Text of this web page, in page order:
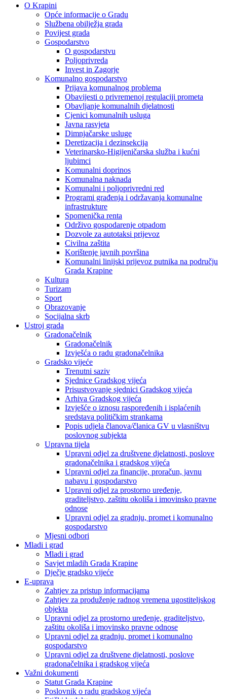
O Krapini
Opće informacije o Gradu
Službena obilježja grada
Povijest grada
Gospodarstvo
O gospodarstvu
Poljoprivreda
Invest in Zagorje
Komunalno gospodarstvo
Prijava komunalnog problema
Obavijesti o privremenoj regulaciji prometa
Obavljanje komunalnih djelatnosti
Cjenici komunalnih usluga
Javna rasvjeta
Dimnjačarske usluge
Deretizacija i dezinsekcija
Veterinarsko-Higijeničarska služba i kućni
ljubimci
Komunalni doprinos
Komunalna naknada
Komunalni i poljoprivredni red
Programi građenja i održavanja komunalne
infrastrukture
Spomenička renta
Održivo gospodarenje otpadom
Dozvole za autotaksi prijevoz
Civilna zaštita
Korištenje javnih površina
Komunalni linijski prijevoz putnika na području
Grada Krapine
Kultura
Turizam
Sport
Obrazovanje
Socijalna skrb
Ustroj grada
Gradonačelnik
Gradonačelnik
Izvješća o radu gradonačelnika
Gradsko vijeće
Trenutni saziv
Sjednice Gradskog vijeća
Prisustvovanje sjednici Gradskog vijeća
Arhiva Gradskog vijeća
Izvješće o iznosu raspoređenih i isplaćenih
sredstava političkim strankama
Popis udjela članova/članica GV u vlasništvu
poslovnog subjekta
Upravna tijela
Upravni odjel za društvene djelatnosti, poslove
gradonačelnika i gradskog vijeća
Upravni odjel za financije, proračun, javnu
nabavu i gospodarstvo
Upravni odjel za prostorno uređenje,
graditeljstvo, zaštitu okoliša i imovinsko pravne
odnose
Upravni odjel za gradnju, promet i komunalno
gospodarstvo
Mjesni odbori
Mladi i grad
Mladi i grad
Savjet mladih Grada Krapine
Dječje gradsko vijeće
E-uprava
Zahtjev za pristup informacijama
Zahtjev za produženje radnog vremena ugostiteljskog
objekta
Upravni odjel za prostorno uređenje, graditeljstvo,
zaštitu okoliša i imovinsko pravne odnose
Upravni odjel za gradnju, promet i komunalno
gospodarstvo
Upravni odjel za društvene djelatnosti, poslove
gradonačelnika i gradskog vijeća
Važni dokumenti
Statut Grada Krapine
Poslovnik o radu gradskog vijeća